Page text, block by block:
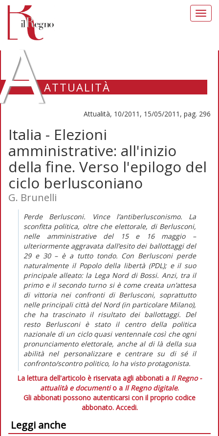
ATTUALITÀ
Attualità, 10/2011, 15/05/2011, pag. 296
Italia - Elezioni
amministrative: all'inizio
della fine. Verso l'epilogo del
ciclo berlusconiano
G. Brunelli
Perde Berlusconi. Vince l’antiberlusconismo. La
sconfitta politica, oltre che elettorale, di Berlusconi,
nelle amministrative del 15 e 16 maggio –
ulteriormente aggravata dall’esito dei ballottaggi del
29 e 30 – è a tutto tondo. Con Berlusconi perde
naturalmente il Popolo della libertà (PDL); e il suo
principale alleato: la Lega Nord di Bossi. Anzi, tra il
primo e il secondo turno si è come creata un’attesa
di vittoria nei confronti di Berlusconi, soprattutto
nelle principali città del Nord (in particolare Milano),
che ha trascinato il risultato dei ballottaggi. Del
resto Berlusconi è stato il centro della politica
nazionale di un ciclo quasi ventennale così che ogni
pronunciamento elettorale, anche al di là della sua
abilità nel personalizzare e centrare su di sé il
confronto/scontro politico, lo ha visto protagonista.
La lettura dell'articolo è riservata agli abbonati a Il Regno -
attualità e documentio a Il Regno digitale.
Gli abbonati possono autenticarsi con il proprio codice
abbonato. Accedi.
Leggi anche